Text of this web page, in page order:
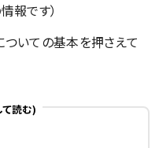
報です）
いての基本を押さえて